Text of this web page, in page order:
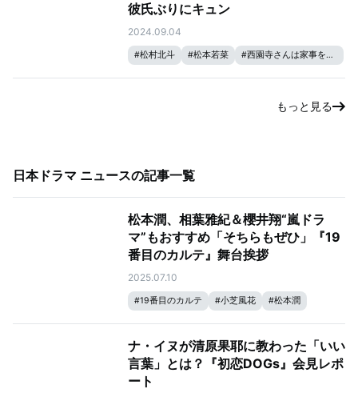
彼氏ぶりにキュン
2024.09.04
#松村北斗 #松本若菜 #西園寺さんは家事をしない
もっと見る
日本ドラマ ニュースの記事一覧
松本潤、相葉雅紀＆櫻井翔“嵐ドラ
マ”もおすすめ「そちらもぜひ」『19
番目のカルテ』舞台挨拶
2025.07.10
#19番目のカルテ #小芝風花 #松本潤
ナ・イヌが清原果耶に教わった「いい
言葉」とは？『初恋DOGs』会見レポ
ート